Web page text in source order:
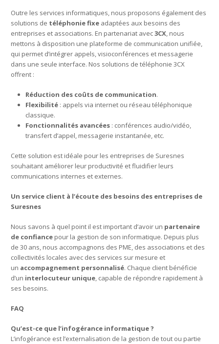
Outre les services informatiques, nous proposons également des
solutions de téléphonie fixe adaptées aux besoins des
entreprises et associations. En partenariat avec3CX, nous
mettons à disposition une plateforme de communication unifiée,
qui permet d’intégrer appels, visioconférences et messagerie
dans une seule interface. Nos solutions de téléphonie 3CX
offrent :
Réduction des coûts de communication.
Flexibilité : appels via internet ou réseau téléphonique
classique.
Fonctionnalités avancées : conférences audio/vidéo,
transfert d’appel, messagerie instantanée, etc.
Cette solution est idéale pour les entreprises de Suresnes
souhaitant améliorer leur productivité et fluidifier leurs
communications internes et externes.
Un service client à l’écoute des besoins des entreprises de
Suresnes
Nous savons à quel point il est important d’avoir un partenaire
de confiance pour la gestion de son informatique. Depuis plus
de 30 ans, nous accompagnons des PME, des associations et des
collectivités locales avec des services sur mesure et
un accompagnement personnalisé. Chaque client bénéficie
d’un interlocuteur unique, capable de répondre rapidement à
ses besoins.
FAQ
Qu’est-ce que l’infogérance informatique ?
L’infogérance est l’externalisation de la gestion de tout ou partie